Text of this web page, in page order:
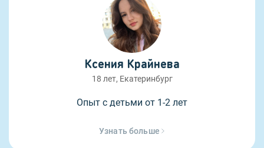
Ксения Крайнева
18 лет, Екатеринбург
Опыт с детьми от 1-2 лет
Узнать больше